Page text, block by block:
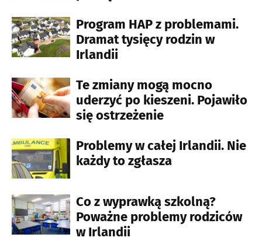
Program HAP z problemami.
Dramat tysięcy rodzin w
Irlandii
Te zmiany mogą mocno
uderzyć po kieszeni. Pojawiło
się ostrzeżenie
Problemy w całej Irlandii. Nie
każdy to zgłasza
Co z wyprawką szkolną?
Poważne problemy rodziców
w Irlandii